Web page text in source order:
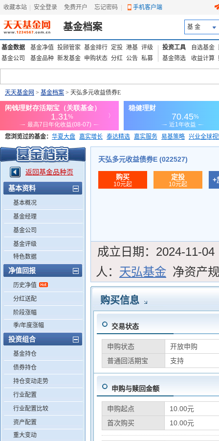
收藏本站 安全登录 免费开户 忘记密码 手机客户端
基金档案 基 金
基金数据 基金净值 投顾管家 基金排行 定投 港基 评级
基金公司
基金品种 新发基金 申购状态 分红 公告 私募
投资工具 自选基金
基金筛选
收益计算
天天基金网 > 基金档案 > 天弘多元收益债券E
您浏览过的基金： 华夏大盘 嘉实增长 泰达精选 嘉实服务 易基策略 兴业全球
添富优势 华安宏利 上证180价值ETF
返回基金品种页
基本资料
基本概况
基金经理
基金公司
基金评级
特色数据
净值回报
历史净值
分红送配
阶段涨幅
季/年度涨幅
投资组合
基金持仓
债券持仓
持仓变动走势
行业配置
行业配置比较
资产配置
重大变动
天弘多元收益债券E (022527)
购买
10元起
定投
10元起
+
成立日期： 2024-11-04
人： 天弘基金 净资产
购买信息
交易状态
申购状态
开放申购
普通回活期宝
支持
申购与赎回金额
申购起点
10.00元
首次购买
10.00元